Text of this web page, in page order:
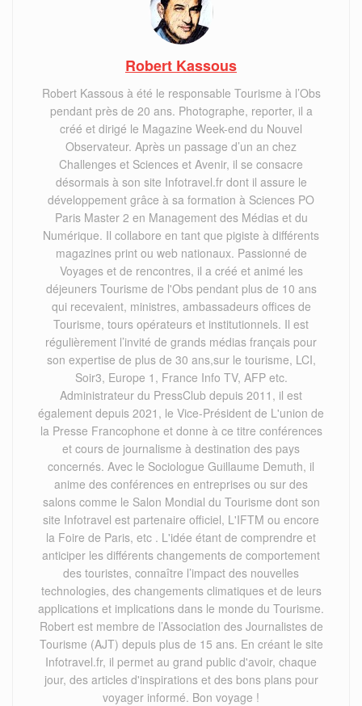
Robert Kassous
Robert Kassous à été le responsable Tourisme à l’Obs
pendant près de 20 ans. Photographe, reporter, il a
créé et dirigé le Magazine Week-end du Nouvel
Observateur. Après un passage d’un an chez
Challenges et Sciences et Avenir, il se consacre
désormais à son site Infotravel.fr dont il assure le
développement grâce à sa formation à Sciences PO
Paris Master 2 en Management des Médias et du
Numérique. Il collabore en tant que pigiste à différents
magazines print ou web nationaux. Passionné de
Voyages et de rencontres, il a créé et animé les
déjeuners Tourisme de l'Obs pendant plus de 10 ans
qui recevaient, ministres, ambassadeurs offices de
Tourisme, tours opérateurs et institutionnels. Il est
régulièrement l’invité de grands médias français pour
son expertise de plus de 30 ans,sur le tourisme, LCI,
Soir3, Europe 1, France Info TV, AFP etc.
Administrateur du PressClub depuis 2011, il est
également depuis 2021, le Vice-Président de L'union de
la Presse Francophone et donne à ce titre conférences
et cours de journalisme à destination des pays
concernés. Avec le Sociologue Guillaume Demuth, il
anime des conférences en entreprises ou sur des
salons comme le Salon Mondial du Tourisme dont son
site Infotravel est partenaire officiel, L'IFTM ou encore
la Foire de Paris, etc . L'idée étant de comprendre et
anticiper les différents changements de comportement
des touristes, connaître l’impact des nouvelles
technologies, des changements climatiques et de leurs
applications et implications dans le monde du Tourisme.
Robert est membre de l’Association des Journalistes de
Tourisme (AJT) depuis plus de 15 ans. En créant le site
Infotravel.fr, il permet au grand public d'avoir, chaque
jour, des articles d'inspirations et des bons plans pour
voyager informé. Bon voyage !